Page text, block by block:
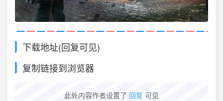
下载地址(回复可见)
复制链接到浏览器
此处内容作者设置了 回复 可见